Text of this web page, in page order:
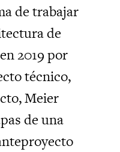
de trabajar
de
2019 por
técnico,
Meier
de una